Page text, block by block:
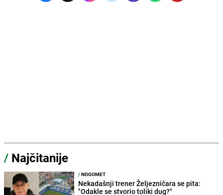
/ Najčitanije
/NOGOMET
Nekadašnji trener Željezničara se pita:
"Odakle se stvorio toliki dug?"